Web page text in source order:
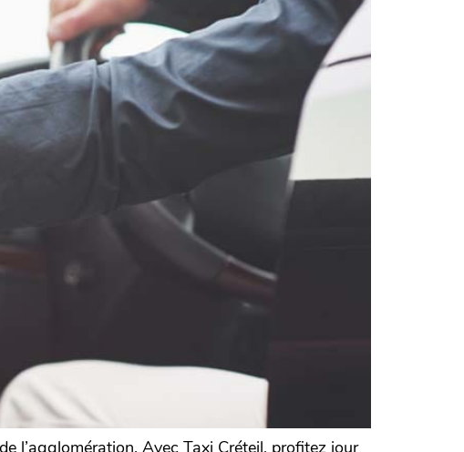
l’agglomération. Avec Taxi Créteil, profitez jour